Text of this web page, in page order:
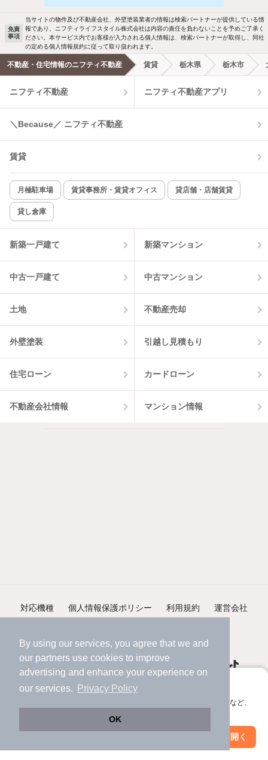
By using our services, you agree that we and
our partners use cookies to improve
advertising and enhance your experience on
our services.
Privacy Policy
OK
アプリに切り替えて、サクサクお部屋探し
会員登録なしですぐ使える。マップ検索やお気に入り保存など、
アプリを開く
絞り込み条件を変更
洗濯機置場あり 独立洗面台
エアコンあり 都市ガス
温水洗浄便座 オートロック
コンロ2口以上
新着のみ インターネット無料
該当件数:
7件
お知らせします
新着メール通知を受け取る
免責
事項
当サイトの物件及び不動産会社、外壁塗装業者の情報は検索パートナーが提供している情
報であり、ニフティライフスタイル株式会社は内容の責任を負わないことを予めご了承く
ださい。本サービス内でお客様が入力される個人情報は、検索パートナーが取得し、同社
の定める個人情報規約に従って取り扱われます。
不動産・住宅情報のニフティ不動産 賃貸 栃木県 栃木市
ニフティ不動産 ニフティ不動産アプリ
＼Because／ ニフティ不動産
賃貸
月極駐車場 賃貸事務所・賃貸オフィス 貸店舗・店舗賃貸
貸し倉庫
新築一戸建て 新築マンション
中古一戸建て 中古マンション
土地 不動産売却
外壁塗装 引越し見積もり
住宅ローン カードローン
不動産会社情報 マンション情報
対応機種 個人情報保護ポリシー 利用規約 運営会社
©NIFTY Lifestyle Co., Ltd.